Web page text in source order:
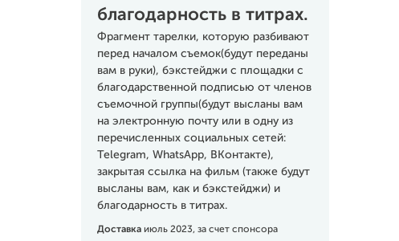
благодарность в титрах.
Фрагмент тарелки, которую разбивают
перед началом съемок(будут переданы
вам в руки), бэкстейджи с площадки с
благодарственной подписью от членов
съемочной группы(будут высланы вам
на электронную почту или в одну из
перечисленных социальных сетей:
Telegram, WhatsApp, ВКонтакте),
закрытая ссылка на фильм (также будут
высланы вам, как и бэкстейджи) и
благодарность в титрах.
Доставка июль 2023, за счет спонсора